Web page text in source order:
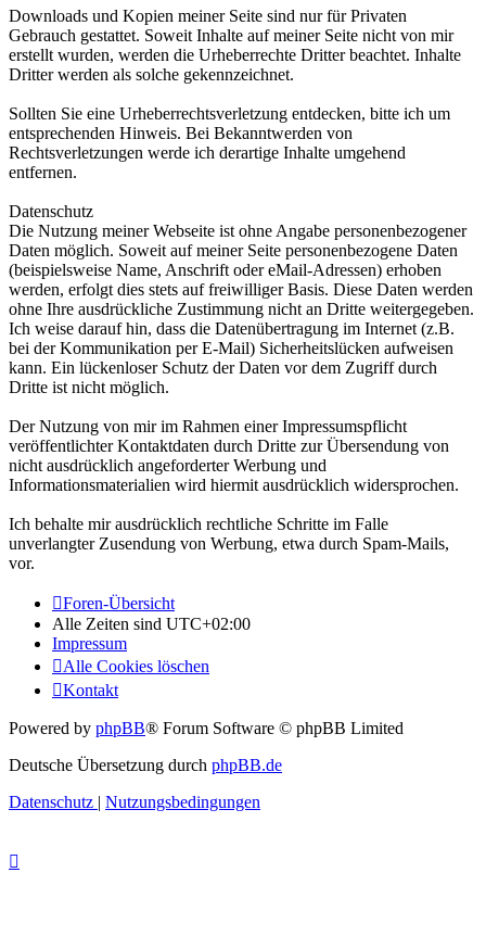
Downloads und Kopien meiner Seite sind nur für Privaten
Gebrauch gestattet. Soweit Inhalte auf meiner Seite nicht von mir
erstellt wurden, werden die Urheberrechte Dritter beachtet. Inhalte
Dritter werden als solche gekennzeichnet.
Sollten Sie eine Urheberrechtsverletzung entdecken, bitte ich um
entsprechenden Hinweis. Bei Bekanntwerden von
Rechtsverletzungen werde ich derartige Inhalte umgehend
entfernen.
Datenschutz
Die Nutzung meiner Webseite ist ohne Angabe personenbezogener
Daten möglich. Soweit auf meiner Seite personenbezogene Daten
(beispielsweise Name, Anschrift oder eMail-Adressen) erhoben
werden, erfolgt dies stets auf freiwilliger Basis. Diese Daten werden
ohne Ihre ausdrückliche Zustimmung nicht an Dritte weitergegeben.
Ich weise darauf hin, dass die Datenübertragung im Internet (z.B.
bei der Kommunikation per E-Mail) Sicherheitslücken aufweisen
kann. Ein lückenloser Schutz der Daten vor dem Zugriff durch
Dritte ist nicht möglich.
Der Nutzung von mir im Rahmen einer Impressumspflicht
veröffentlichter Kontaktdaten durch Dritte zur Übersendung von
nicht ausdrücklich angeforderter Werbung und
Informationsmaterialien wird hiermit ausdrücklich widersprochen.
Ich behalte mir ausdrücklich rechtliche Schritte im Falle
unverlangter Zusendung von Werbung, etwa durch Spam-Mails,
vor.
Foren-Übersicht
Alle Zeiten sind UTC+02:00
Impressum
Alle Cookies löschen
Kontakt
Powered by phpBB® Forum Software © phpBB Limited
Deutsche Übersetzung durch phpBB.de
Datenschutz | Nutzungsbedingungen